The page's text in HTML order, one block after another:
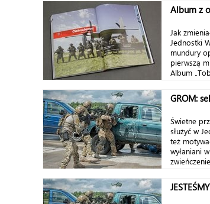
Album z
Jak
Jednostki
mundury
pierwszą
Album
GROM:
Świetne
służyć w
też
wyłaniani